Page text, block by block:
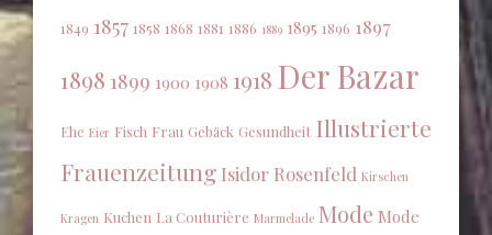
1849 1857 1858 1868 1881 1886 1889 1895 1896 1897
1898 1899 1900 1908 1918 Der Bazar
Ehe Eier Fisch Frau Gebäck Gesundheit Illustrierte
Frauenzeitung Isidor Rosenfeld Kirschen
Kragen Kuchen La Couturière Marmelade Mode Mode